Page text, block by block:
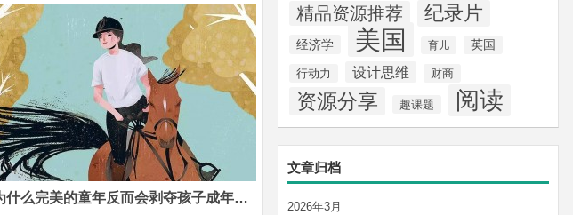
精品资源推荐 纪录片
经济学 美国 育儿 英国
行动力 设计思维 财商
资源分享 趣课题 阅读
文章归档
2026年3月
为什么完美的童年反而会剥夺孩子成年后的幸福感？